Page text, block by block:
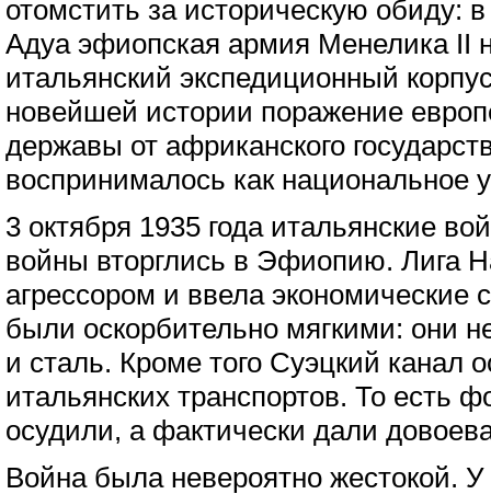
отомстить за историческую обиду:
Адуа эфиопская армия Менелика II
итальянский экспедиционный
новейшей истории поражение
державы от африканского
воспринималось как национальное
3 октября 1935 года итальянские
войны вторглись в Эфиопию. Лига
агрессором и ввела экономические
были оскорбительно мягкими: они
и сталь. Кроме того Суэцкий канал
итальянских транспортов. То есть
осудили, а фактически дали
Война была невероятно жестокой.